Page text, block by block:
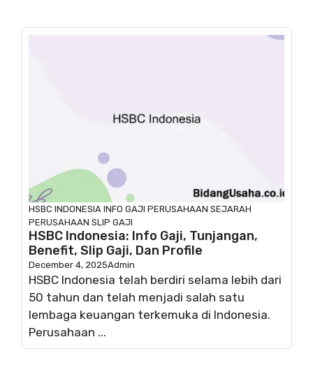
HSBC INDONESIA INFO GAJI PERUSAHAAN SEJARAH
PERUSAHAAN SLIP GAJI
HSBC Indonesia: Info Gaji, Tunjangan,
Benefit, Slip Gaji, Dan Profile
December 4, 2025Admin
HSBC Indonesia telah berdiri selama lebih dari
50 tahun dan telah menjadi salah satu
lembaga keuangan terkemuka di Indonesia.
Perusahaan ...